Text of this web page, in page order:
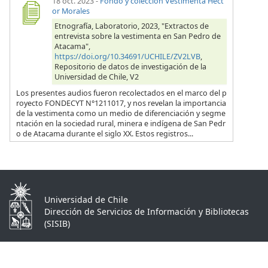
or Morales
Etnografía, Laboratorio, 2023, "Extractos de
entrevista sobre la vestimenta en San Pedro de
Atacama",
https://doi.org/10.34691/UCHILE/ZV2LVB,
Repositorio de datos de investigación de la
Universidad de Chile, V2
Los presentes audios fueron recolectados en el marco del p
royecto FONDECYT N°1211017, y nos revelan la importancia
de la vestimenta como un medio de diferenciación y segme
ntación en la sociedad rural, minera e indígena de San Pedr
o de Atacama durante el siglo XX. Estos registros...
Universidad de Chile
Dirección de Servicios de Información y Bibliotecas
(SISIB)